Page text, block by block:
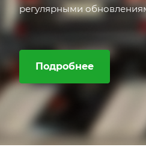
регулярными
Подробнее